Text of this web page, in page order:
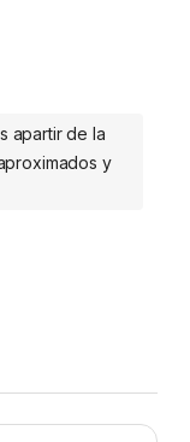
USB-C, 2x
apartir de la
y